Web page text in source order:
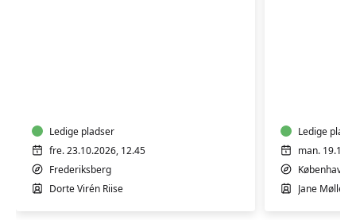
Ledige pladser
fre. 23.10.2026, 12.45
Frederiksberg
Dorte Virén Riise
Ledige
man.
København
Jane